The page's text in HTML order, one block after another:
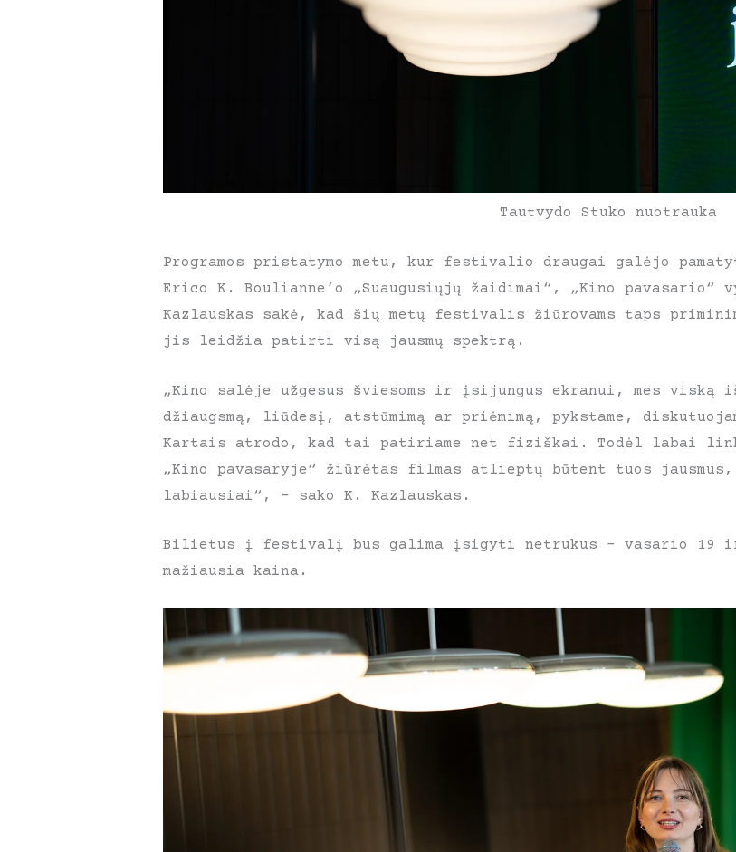
Tautvydo Stuko nuotrauka
Programos pristatymo metu, kur festivalio draugai galėjo
Erico K. Boulianne’o „Suaugusiųjų žaidimai“, „Kino pavasario“
Kazlauskas sakė, kad šių metų festivalis žiūrovams taps
jis leidžia patirti visą jausmų spektrą.
„Kino salėje užgesus šviesoms ir įsijungus ekranui, mes viską
džiaugsmą, liūdesį, atstūmimą ar priėmimą, pykstame,
Kartais atrodo, kad tai patiriame net fiziškai. Todėl labai
„Kino pavasaryje“ žiūrėtas filmas atlieptų būtent tuos
labiausiai“, – sako K. Kazlauskas.
Bilietus į festivalį bus galima įsigyti netrukus – vasario 19
mažiausia kaina.